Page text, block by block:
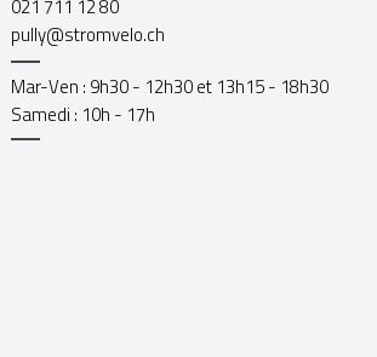
021 711 12 80
pully@stromvelo.ch
Mar-Ven : 9h30 - 12h30 et 13h15 - 18h30
Samedi : 10h - 17h